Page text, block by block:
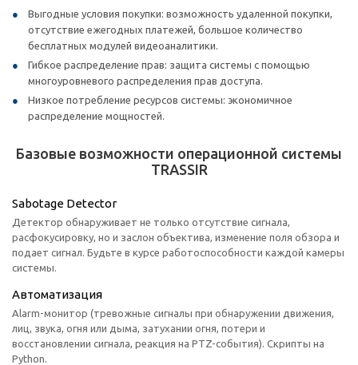
Выгодные условия покупки: возможность удаленной покупки,
отсутствие ежегодных платежей, большое количество
бесплатных модулей видеоаналитики.
Гибкое распределение прав: защита системы с помощью
многоуровневого распределения прав доступа.
Низкое потребление ресурсов системы: экономичное
распределение мощностей.
Базовые возможности операционной системы
TRASSIR
Sabotage Detector
Детектор обнаруживает не только отсутствие сигнала,
расфокусировку, но и заслон объектива, изменение поля обзора и
подает сигнал. Будьте в курсе работоспособности каждой камеры
системы.
Автоматизация
Alarm-монитор (тревожные сигналы при обнаружении движения,
лиц, звука, огня или дыма, затухании огня, потери и
восстановлении сигнала, реакция на PTZ-события). Скрипты на
Python.